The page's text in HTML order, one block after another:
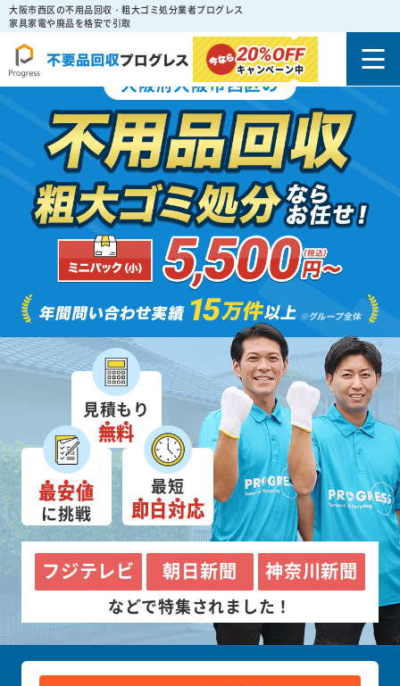
大阪市西区の不用品回収・粗大ゴミ処分業者プログレス
家具家電や廃品を格安で引取
20%OFF
キャンペーン中
大阪府大阪市西区の
見積もり
無料
最安値
に挑戦
最短
即日対応
フジテレビ 朝日新聞 神奈川新聞
などで特集されました！